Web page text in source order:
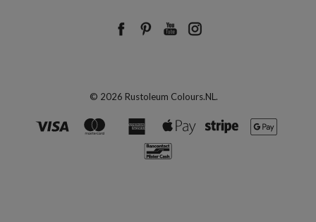
© 2026 Rustoleum Colours.NL.